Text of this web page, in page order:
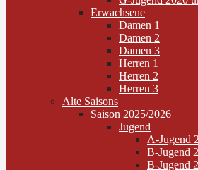
Erwachsene
Damen 1
Damen 2
Damen 3
Herren 1
Herren 2
Herren 3
Alte Saisons
Saison 2025/2026
Jugend
A-Jugend
B-Jugend
B-Jugend